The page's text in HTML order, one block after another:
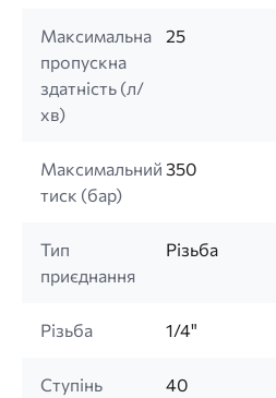
Максимальна
пропускна
здатність (л/
хв)
25
Максимальний
тиск (бар)
350
Тип
приєднання
Різьба
Різьба 1/4"
Ступінь
40